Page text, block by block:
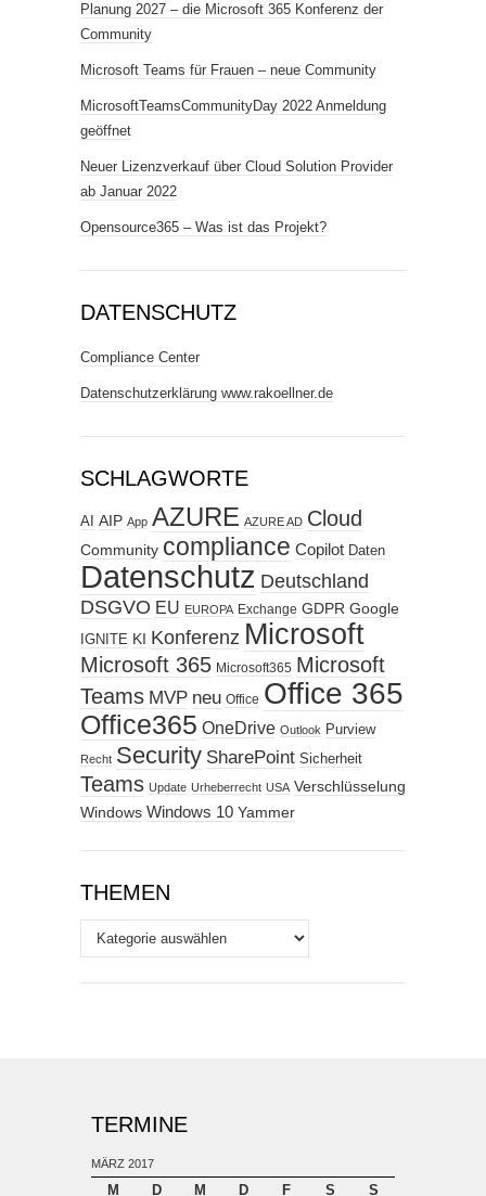
Planung 2027 – die Microsoft 365 Konferenz der
Community
Microsoft Teams für Frauen – neue Community
MicrosoftTeamsCommunityDay 2022 Anmeldung
geöffnet
Neuer Lizenzverkauf über Cloud Solution Provider
ab Januar 2022
Opensource365 – Was ist das Projekt?
DATENSCHUTZ
Compliance Center
Datenschutzerklärung www.rakoellner.de
SCHLAGWORTE
AI AIP App AZURE AZURE AD Cloud
Community compliance Copilot Daten
Datenschutz Deutschland
DSGVO EU EUROPA Exchange GDPR Google
IGNITE KI Konferenz Microsoft
Microsoft 365 Microsoft365 Microsoft
Teams MVP neu Office Office 365
Office365 OneDrive Outlook Purview
Recht Security SharePoint Sicherheit
Teams Update Urheberrecht USA Verschlüsselung
Windows Windows 10 Yammer
THEMEN
Themen
TERMINE
MÄRZ 2017
M D M D F S S